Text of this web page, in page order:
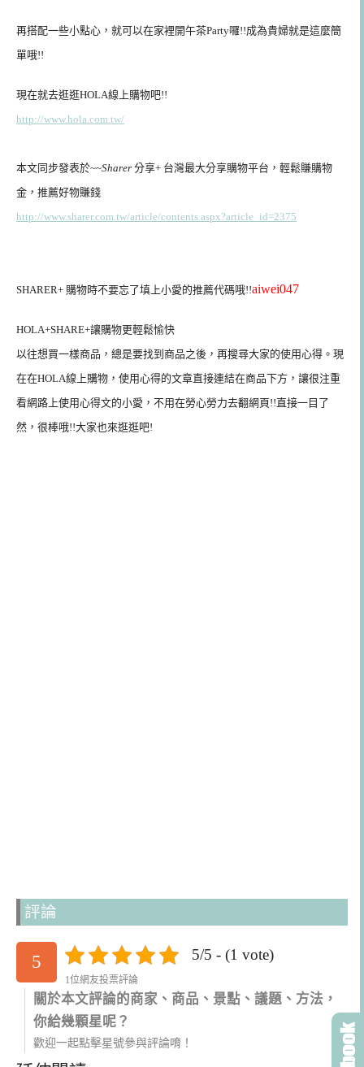
再搭配一些小點心，就可以在家裡開午茶Party囉!!成為貴婦就是這麼簡
單哦!!
現在就去逛逛HOLA線上購物吧!!
http://www.hola.com.tw/
本文同步發表於~~Sharer 分享+ 台灣最大分享購物平台，輕鬆賺購物
金，推薦好物賺錢
http://www.sharer.com.tw/article/contents.aspx?article_id=2375
SHARER+ 購物時不要忘了填上小愛的推薦代碼哦!!aiwei047
HOLA+SHARE+讓購物更輕鬆愉快
以往想買一樣商品，總是要找到商品之後，再搜尋大家的使用心得。現
在在HOLA線上購物，使用心得的文章直接連結在商品下方，讓很注重
看網路上使用心得文的小愛，不用在勞心勞力去翻網頁!!直接一目了
然，很棒哦!!大家也來逛逛吧!
評論
5 5/5 - (1 vote)
1位網友投票評論
關於本文評論的商家、商品、景點、議題、方法，
你給幾顆星呢？
歡迎一起點擊星號參與評論唷！